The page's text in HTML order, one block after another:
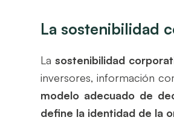
La sostenibilidad
Lasostenibilidad
inversores, información
modelo adecuado de
define la identidad de la